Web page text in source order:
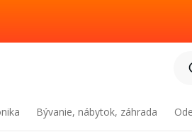
Bývanie, nábytok, záhrada